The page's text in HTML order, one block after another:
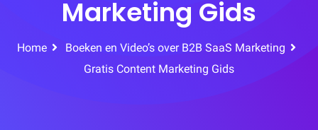
Marketing Gids
Home
Boeken en Video’s over B2B SaaS Marketing
Gratis Content Marketing Gids